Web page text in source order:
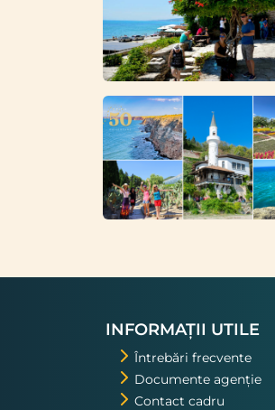
INFORMAȚII UTILE
Întrebări frecvente
Documente agenție
Contact cadru